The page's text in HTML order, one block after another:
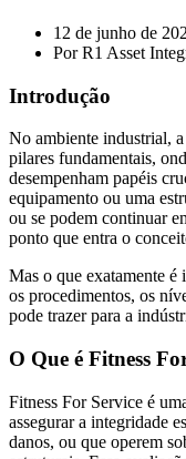
12 de junho de
PorR1 Asset
Introdução
No ambiente industrial,
pilares fundamentais,
desempenham papéis
equipamento ou uma
ou se podem continuar
ponto que entra o
Mas o que exatamente é
os procedimentos, os
pode trazer para a
O Que é Fitness
Fitness For Service é
assegurar a integridade
danos, ou que operem